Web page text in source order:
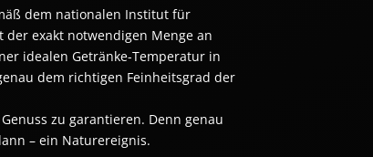
dem nationalen Institut für
exakt notwendigen Menge an
idealen Getränke-Temperatur in
dem richtigen Feinheitsgrad der
zu garantieren. Denn genau
– ein Naturereignis.